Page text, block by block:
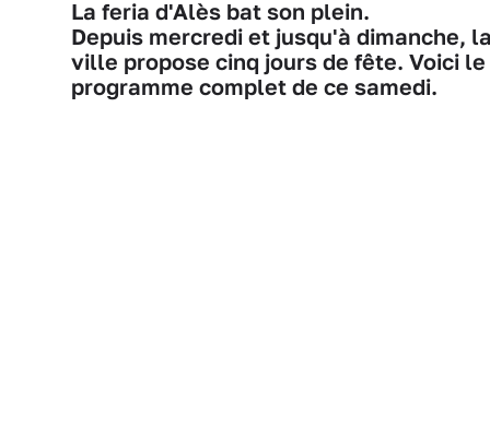
La feria d'Alès bat son plein.
Depuis mercredi et jusqu'à dimanche,
ville propose cinq jours de fête. Voici le
programme complet de ce samedi.